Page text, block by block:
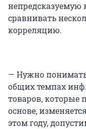
непредсказуемую
сравнивать
корреляцию.
— Нужно
общих темпах
товаров, которые
основе,
этом году,